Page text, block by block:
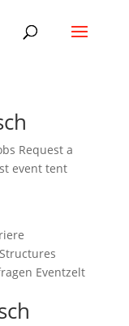
Request a
event tent
Eventzelt